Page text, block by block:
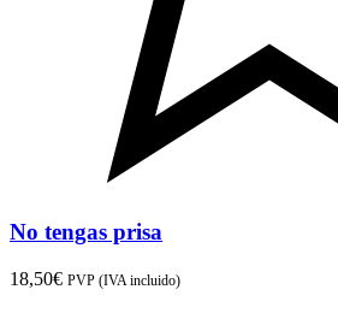
No tengas prisa
18,50€ PVP (IVA incluido)